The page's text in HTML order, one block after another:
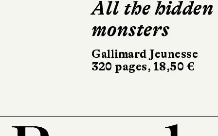
All the hidden
monsters
Gallimard Jeunesse
320 pages, 18,50 €